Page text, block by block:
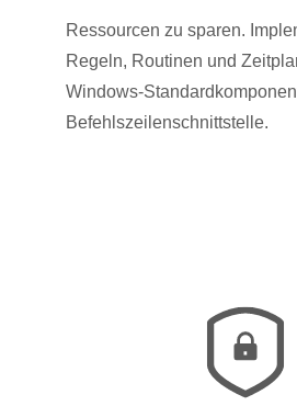
Ressourcen zu sparen.
Regeln, Routinen und
Windows-
Befehlszeilenschnittstelle.